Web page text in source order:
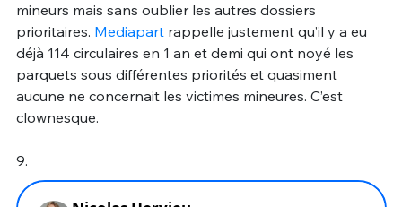
mineurs mais sans oublier les autres dossiers
prioritaires. Mediapartrappelle justement qu’il y a eu
déjà 114 circulaires en 1 an et demi qui ont noyé les
parquets sous différentes priorités et quasiment
aucune ne concernait les victimes mineures. C’est
clownesque.
9.